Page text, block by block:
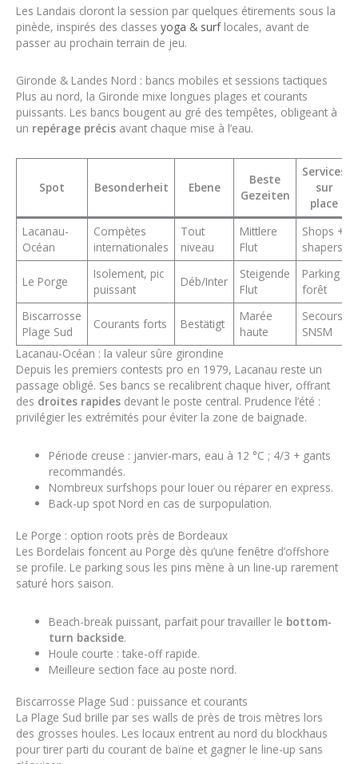
Les Landais cloront la session par quelques étirements sous la
pinède, inspirés des classes yoga & surflocales, avant de
passer au prochain terrain de jeu.
Gironde & Landes Nord : bancs mobiles et sessions tactiques
Plus au nord, la Gironde mixe longues plages et courants
puissants. Les bancs bougent au gré des tempêtes, obligeant à
un repérage précis avant chaque mise à l’eau.
Spot Besonderheit Ebene
Beste
Gezeiten
Services
sur
place
Lacanau-
Océan
Compètes
internationales
Tout
niveau
Mittlere
Flut
Shops +
shapers
Le Porge
Isolement, pic
puissant
Déb/Inter
Steigende
Flut
Parking
forêt
Biscarrosse
Plage Sud
Courants forts Bestätigt
Marée
haute
Secours
SNSM
Lacanau-Océan : la valeur sûre girondine
Depuis les premiers contests pro en 1979, Lacanau reste un
passage obligé. Ses bancs se recalibrent chaque hiver, offrant
des droites rapides devant le poste central. Prudence l’été :
privilégier les extrémités pour éviter la zone de baignade.
Période creuse : janvier-mars, eau à 12 °C ; 4/3 + gants
recommandés.
Nombreux surfshops pour louer ou réparer en express.
Back-up spot Nord en cas de surpopulation.
Le Porge : option roots près de Bordeaux
Les Bordelais foncent au Porge dès qu’une fenêtre d’offshore
se profile. Le parking sous les pins mène à un line-up rarement
saturé hors saison.
Beach-break puissant, parfait pour travailler le bottom-
turn backside.
Houle courte : take-off rapide.
Meilleure section face au poste nord.
Biscarrosse Plage Sud : puissance et courants
La Plage Sud brille par ses walls de près de trois mètres lors
des grosses houles. Les locaux entrent au nord du blockhaus
pour tirer parti du courant de baïne et gagner le line-up sans